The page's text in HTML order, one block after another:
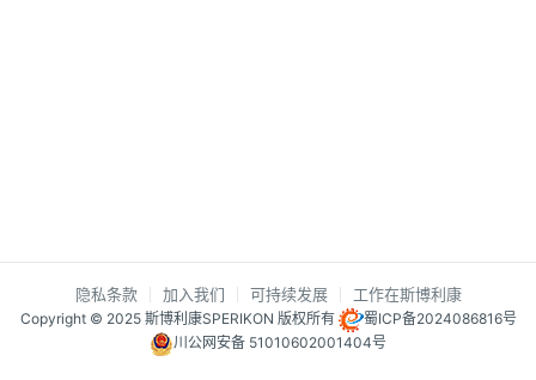
隐私条款 加入我们 可持续发展 工作在斯博利康
Copyright © 2025 斯博利康SPERIKON 版权所有
蜀ICP备2024086816号
川公网安备 51010602001404号